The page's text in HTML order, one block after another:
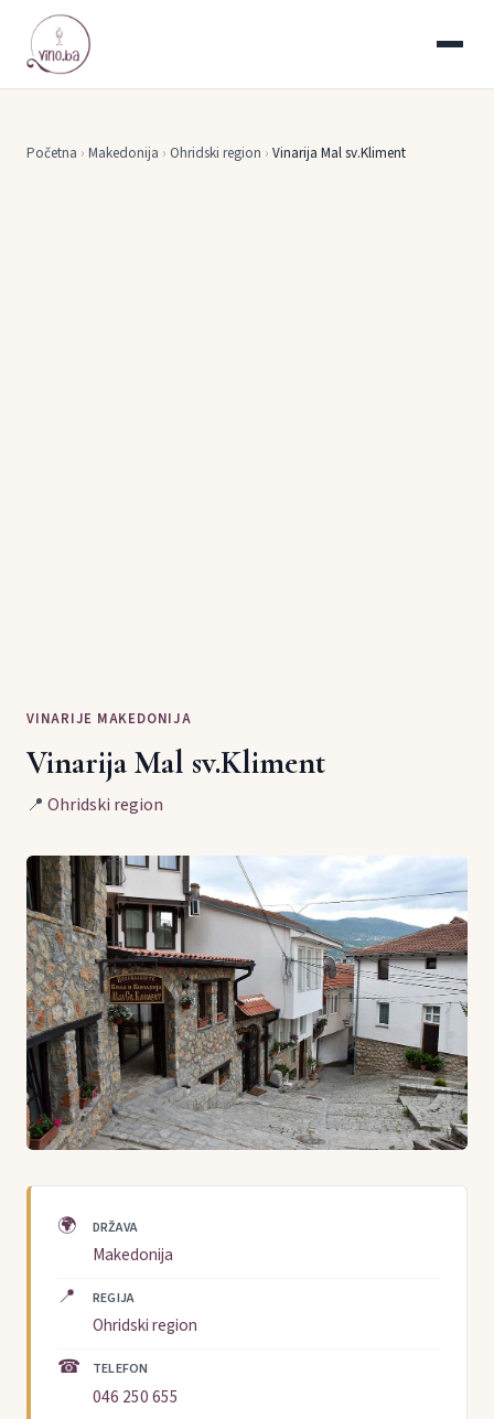
Početna › Makedonija › Ohridski region › Vinarija Mal sv.Kliment
VINARIJE MAKEDONIJA
Vinarija Mal sv.Kliment
📍 Ohridski region
🌍 DRŽAVA
Makedonija
📍 REGIJA
Ohridski region
☎ TELEFON
046 250 655